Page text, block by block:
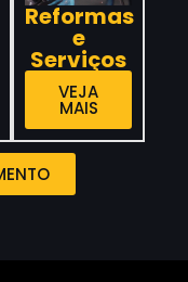
Reformas
e
Serviços
VEJA
MAIS